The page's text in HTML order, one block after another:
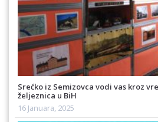
Srećko iz Semizovca vodi vas kroz
željeznica u BiH
16 Januara, 2025